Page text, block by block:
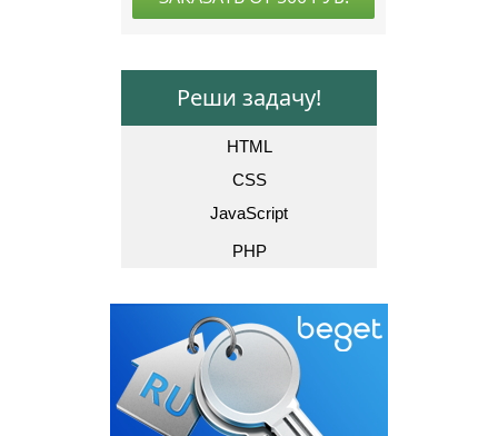
Реши задачу!
HTML
CSS
JavaScript
PHP